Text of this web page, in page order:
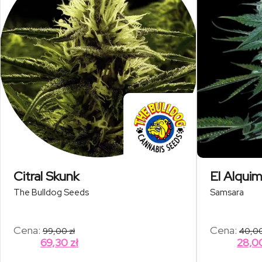
Citral Skunk
The Bulldog Seeds
Cena: 99,00zł
69,30 zł
El
Samsara
Cena: